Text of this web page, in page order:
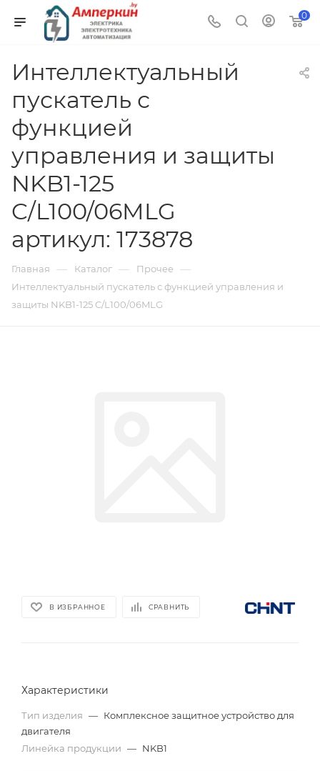
0
Интеллектуальный
пускатель с
функцией
управления и защиты
NKB1-125
C/L100/06MLG
артикул: 173878
Главная — Каталог — Прочее —
Интеллектуальный пускатель с функцией управления и
защиты NKB1-125 C/L100/06MLG
В ИЗБРАННОЕ СРАВНИТЬ
Характеристики
Тип изделия — Комплексное защитное устройство для
двигателя
Линейка продукции — NKB1